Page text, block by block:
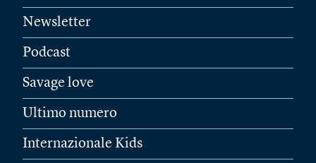
Newsletter
Podcast
Savage love
Ultimo numero
Internazionale Kids